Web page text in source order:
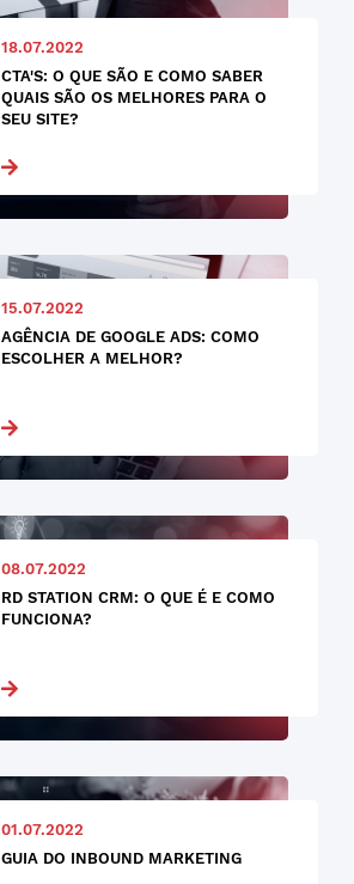
18.07.2022
CTA'S: O QUE SÃO E COMO SABER
QUAIS SÃO OS MELHORES PARA O
SEU SITE?
15.07.2022
AGÊNCIA DE GOOGLE ADS: COMO
ESCOLHER A MELHOR?
08.07.2022
RD STATION CRM: O QUE É E COMO
FUNCIONA?
01.07.2022
GUIA DO INBOUND MARKETING